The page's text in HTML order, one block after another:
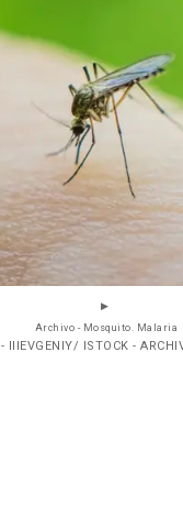
Archivo - Mosquito. Malaria
- IIIEVGENIY/ ISTOCK -